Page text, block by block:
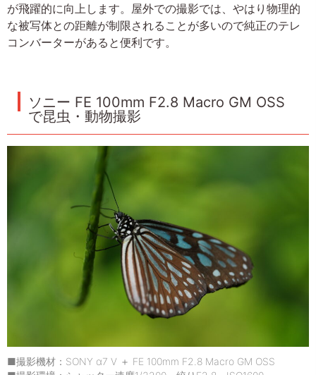
が飛躍的に向上します。屋外での撮影では、やはり物理的
な被写体との距離が制限されることが多いので純正のテレ
コンバーターがあると便利です。
ソニー FE 100mm F2.8 Macro GM OSS
で昆虫・動物撮影
■撮影機材：SONY α7 V ＋ FE 100mm F2.8 Macro GM OSS